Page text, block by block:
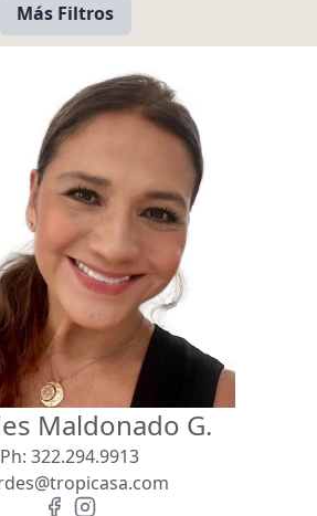
Más Filtros
Vista
MXN
Menor Precio Primero
Maldonado G.
Ph: 322.294.9913